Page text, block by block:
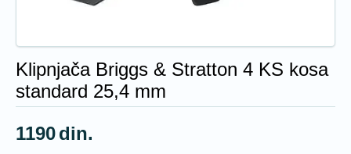
Klipnjača Briggs & Stratton 4 KS kosa
standard 25,4 mm
1190din.